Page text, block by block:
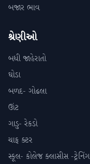
બજાર ભાવ
શ્રેણીઓ
બધી જાહેરાતો
ઘોડા
બળદ- ગોઢલા
ઊંટ
ગાડુ- રેકડો
ચાફ ક્ટર
સ્કૂલ- કોલેજ ક્લાસીસ -ટ્રેનિંગ